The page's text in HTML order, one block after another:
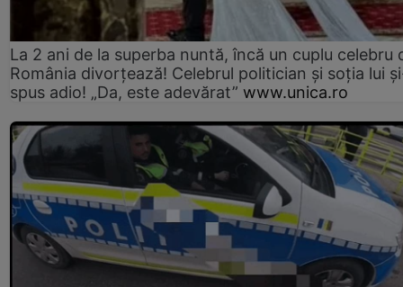
La 2 ani de la superba nuntă, încă un cuplu celebru
România divorțează! Celebrul politician și soția lui
spus adio! „Da, este adevărat” www.unica.ro